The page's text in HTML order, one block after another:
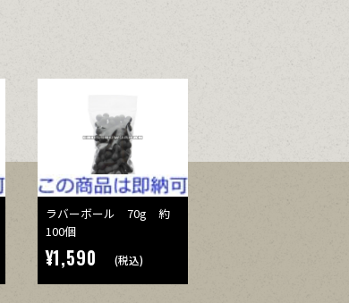
ラバーボール 70g 約
100個
¥1,590 (税込)